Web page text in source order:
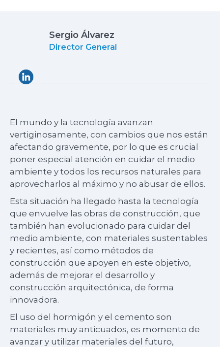
Sergio Álvarez
Director General
El mundo y la tecnología avanzan
vertiginosamente, con cambios que nos están
afectando gravemente, por lo que es crucial
poner especial atención en cuidar el medio
ambiente y todos los recursos naturales para
aprovecharlos al máximo y no abusar de ellos.
Esta situación ha llegado hasta la tecnología
que envuelve las obras de construcción, que
también han evolucionado para cuidar del
medio ambiente, con materiales sustentables
y recientes, así como métodos de
construcción que apoyen en este objetivo,
además de mejorar el desarrollo y
construcción arquitectónica, de forma
innovadora.
El uso del hormigón y el cemento son
materiales muy anticuados, es momento de
avanzar y utilizar materiales del futuro,